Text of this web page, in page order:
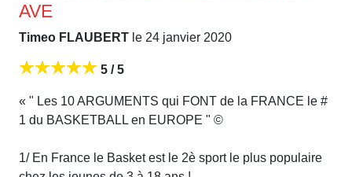
AVE
Timeo FLAUBERT le 24 janvier 2020
5 / 5
« " Les 10 ARGUMENTS qui FONT de la FRANCE le #
1 du BASKETBALL en EUROPE " ©
1/ En France le Basket est le 2è sport le plus populaire